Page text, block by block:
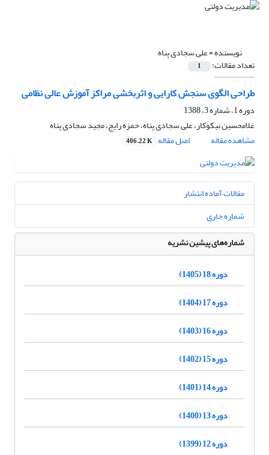
نویسنده =علی سجادی پناه
تعداد مقالات: 1
طراحی الگوی سنجش کارایی و اثربخشی مراکز آموزش عالی نظامی
دوره 1، شماره 3، 1388
غلامحسین نیکوکار، علی سجادی پناه، حمزه رایج، مجید سجادی پناه
مشاهده مقاله
اصل مقاله 406.22 K
مقالات آماده انتشار
شماره جاری
شماره‌های پیشین نشریه
دوره 18 (1405)
دوره 17 (1404)
دوره 16 (1403)
دوره 15 (1402)
دوره 14 (1401)
دوره 13 (1400)
دوره 12 (1399)